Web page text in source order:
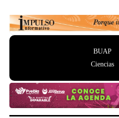
BUAP
Ciencias